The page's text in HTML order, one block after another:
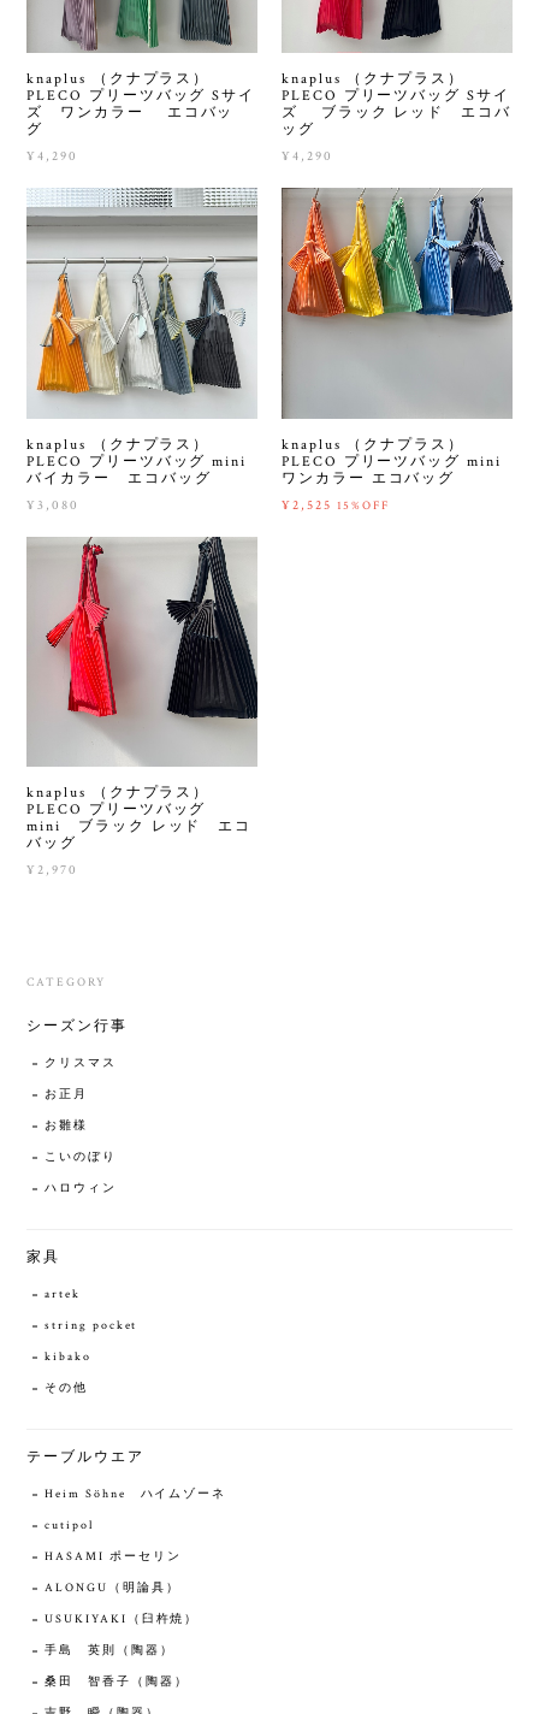
knaplus （クナプラス）
PLECO プリーツバッグ Sサイ
ズ ワンカラー エコバッ
グ
¥4,290
knaplus （クナプラス）
PLECO プリーツバッグ Sサイ
ズ ブラック レッド エコバ
ッグ
¥4,290
knaplus （クナプラス）
PLECO プリーツバッグ mini
バイカラー エコバッグ
¥3,080
knaplus （クナプラス）
PLECO プリーツバッグ mini
ワンカラー エコバッグ
¥2,525 15%OFF
knaplus （クナプラス）
PLECO プリーツバッグ
mini ブラック レッド エコ
バッグ
¥2,970
CATEGORY
シーズン行事
クリスマス
お正月
お雛様
こいのぼり
ハロウィン
家具
artek
string pocket
kibako
その他
テーブルウエア
Heim Söhne ハイムゾーネ
cutipol
HASAMI ポーセリン
ALONGU（明論具）
USUKIYAKI（臼杵焼）
手島 英則（陶器）
桑田 智香子（陶器）